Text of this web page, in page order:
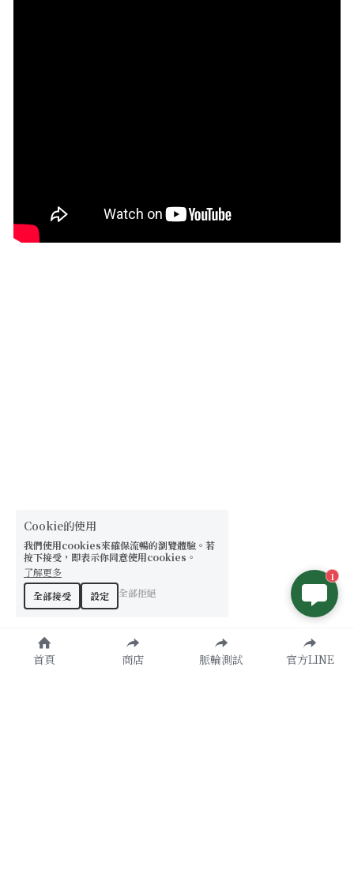
首頁 商店 脈輪測試 官方LINE
Cookie的使用
我們使用cookies來確保流暢的瀏覽體驗。若
按下接受，即表示你同意使用cookies。
了解更多
全部接受
設定 全部拒絕
1